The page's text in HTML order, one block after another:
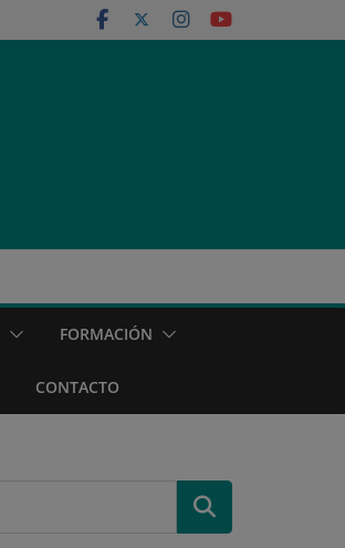
FORMACIÓN
CONTACTO